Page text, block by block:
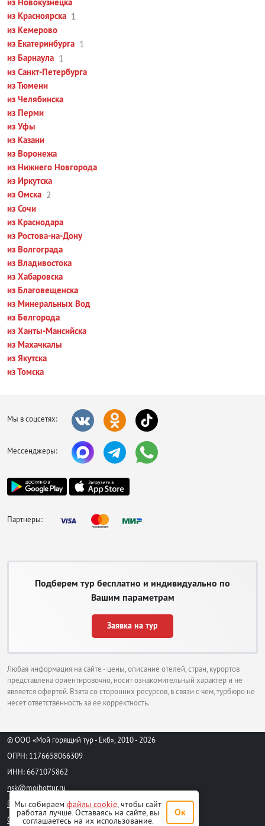
из Красноярска 1
из Кемерово
из Екатеринбурга 1
из Барнаула 1
из Санкт-Петербурга
из Тюмени
из Челябинска
из Перми
из Уфы
из Казани
из Воронежа
из Нижнего Новгорода
из Иркутска
из Омска 2
из Сочи
из Краснодара
из Ростова-на-Дону
из Волгограда
из Владивостока
из Хабаровска
из Благовещенска
из Минеральных Вод
из Белгорода
из Ханты-Мансийска
из Махачкалы
из Якутска
из Томска
Мы в соцсетях:
Мессенджеры:
Партнеры:
Подберем тур бесплатно и индивидуально по
Вашим параметрам
Заявка на тур
Любая информация на сайте - цены, описание отелей, стран, курортов
представлена ориентировочно, носит ознакомительный характер и не
является офертой. Взята со сторонних ресурсов, в связи с чем, турбюро не
несет ответственность за ее корректность.
© ООО «Мой горящий тур - Екб», 2010 - 2026
ОГРН: 1176658066309
ИНН: 6671075862
nsk@moihottur.ru
Пользовательское соглашение
Стандартный договор на турпродукт
Мы собираем файлы cookie, чтобы сайт
работал лучше. Оставаясь на сайте, вы
соглашаетесь на их использование.
Ок